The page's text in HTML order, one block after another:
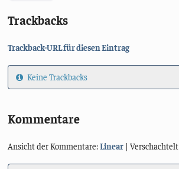
Trackbacks
Trackback-URL für diesen Eintrag
Keine Trackbacks
Kommentare
Ansicht der Kommentare:Linear | Verschachtelt